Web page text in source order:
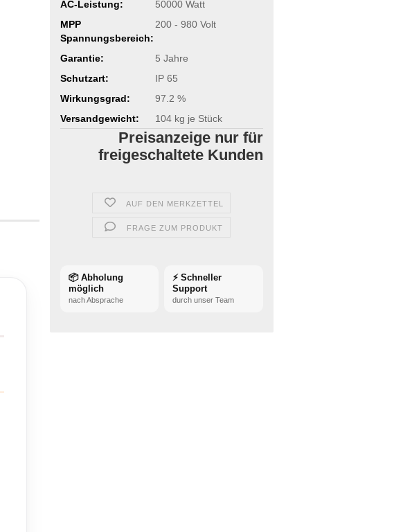
AC-Leistung:
50000 Watt
MPP
Spannungsbereich:
200 - 980 Volt
Garantie:
5 Jahre
Schutzart:
IP 65
Wirkungsgrad:
97.2 %
Versandgewicht:
104kg je Stück
Preisanzeige nur für
freigeschaltete Kunden
AUF DEN MERKZETTEL
FRAGE ZUM PRODUKT
📦 Abholung
möglich
nach Absprache
⚡ Schneller
Support
durch unser Team